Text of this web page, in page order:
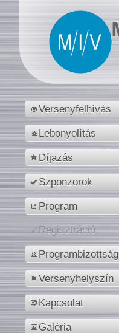
Versenyfelhívás
Lebonyolítás
Díjazás
Szponzorok
Program
Regisztráció
Programbizottság
Versenyhelyszín
Kapcsolat
Galéria